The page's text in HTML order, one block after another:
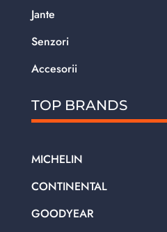
Jante
Senzori
Accesorii
TOP BRANDS
MICHELIN
CONTINENTAL
GOODYEAR